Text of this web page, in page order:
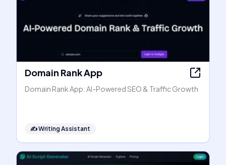
Domain Rank App
Domain Rank App: AI-Powered SEO & Traffic Growth
✍️Writing Assistant